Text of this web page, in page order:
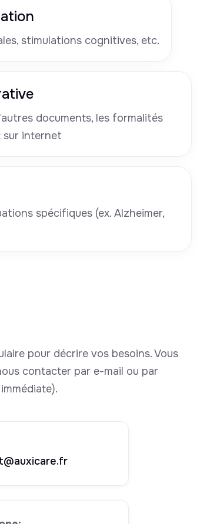
stimulations cognitives, etc.
documents, les formalités
sur internet
spécifiques (ex. Alzheimer,
pour décrire vos besoins. Vous
contacter par e-mail ou par